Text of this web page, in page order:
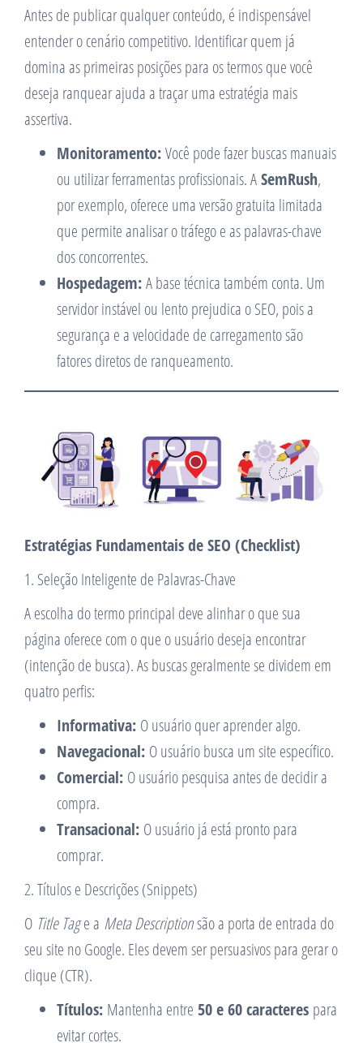
Antes de publicar qualquer conteúdo, é indispensável
entender o cenário competitivo. Identificar quem já
domina as primeiras posições para os termos que você
deseja ranquear ajuda a traçar uma estratégia mais
assertiva.
Monitoramento:Você pode fazer buscas manuais
ou utilizar ferramentas profissionais. ASemRush,
por exemplo, oferece uma versão gratuita limitada
que permite analisar o tráfego e as palavras-chave
dos concorrentes.
Hospedagem:A base técnica também conta. Um
servidor instável ou lento prejudica o SEO, pois a
segurança e a velocidade de carregamento são
fatores diretos de ranqueamento.
Estratégias Fundamentais de SEO (Checklist)
1. Seleção Inteligente de Palavras-Chave
A escolha do termo principal deve alinhar o que sua
página oferece com o que o usuário deseja encontrar
(intenção de busca). As buscas geralmente se dividem em
quatro perfis:
Informativa: O usuário quer aprender algo.
Navegacional: O usuário busca um site específico.
Comercial: O usuário pesquisa antes de decidir a
compra.
Transacional: O usuário já está pronto para
comprar.
2. Títulos e Descrições (Snippets)
O Title Tage a Meta Descriptionsão a porta de entrada do
seu site no Google. Eles devem ser persuasivos para gerar o
clique (CTR).
Títulos: Mantenha entre 50 e 60 caracteres para
evitar cortes.